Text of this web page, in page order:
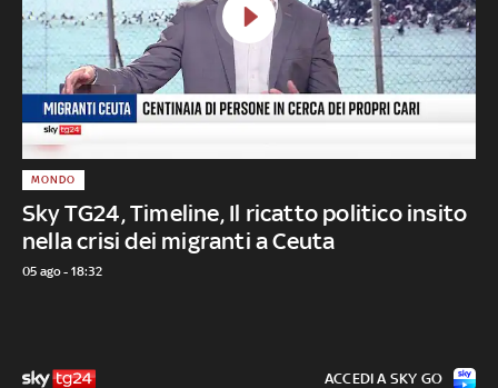
Sky TG24, Timeline, Il ricatto politico insito
nella crisi dei migranti a Ceuta
MONDO
05 ago - 18:32
ACCEDI A SKY GO